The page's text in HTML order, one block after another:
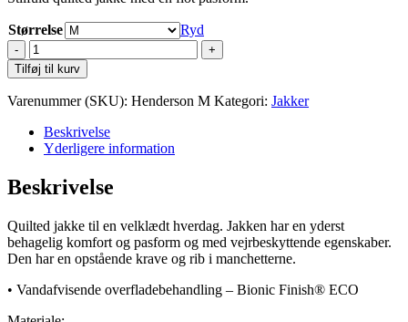
Størrelse
Ryd
Nimbus
Henderson
M
antal
Tilføj til kurv
Varenummer (SKU): Henderson M Kategori: Jakker
Beskrivelse
Yderligere information
Beskrivelse
Quilted jakke til en velklædt hverdag. Jakken har en yderst
behagelig komfort og pasform og med vejrbeskyttende egenskaber.
Den har en opstående krave og rib i manchetterne.
• Vandafvisende overfladebehandling – Bionic Finish® ECO